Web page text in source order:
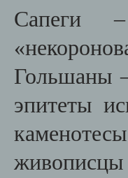
Сапеги
Гольшаны
эпитеты